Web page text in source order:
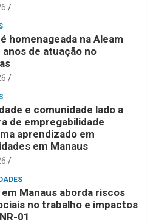
homenageada na Aleam
anos de atuação no
e comunidade lado a
de empregabilidade
aprendizado em
em Manaus
Manaus aborda riscos
no trabalho e impactos
01